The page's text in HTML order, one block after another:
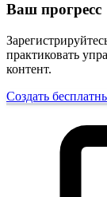
Ваш прогресс
практиковать
контент.
Создать